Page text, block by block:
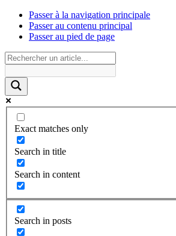
Passer à la navigation principale
Passer au contenu principal
Passer au pied de page
Exact matches only
Search in title
Search in content
Search in posts